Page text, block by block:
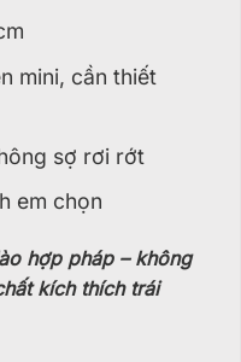
mini, cần thiết
sợ rơi rớt
em chọn
hợp pháp – không
kích thích trái